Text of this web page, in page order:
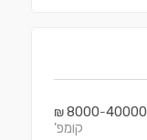
8000-40000
₪
קומפ'